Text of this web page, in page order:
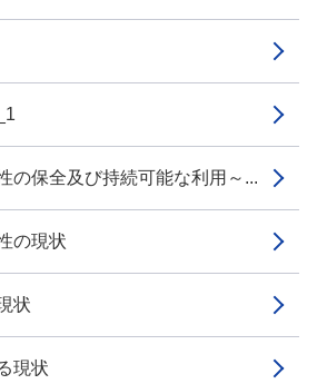
保全及び持続可能な利用～...
の現状
状
現状